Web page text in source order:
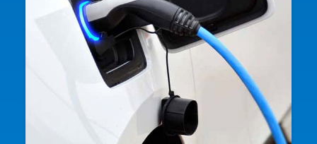
Un projet de voiture électrique ? Votre famille va